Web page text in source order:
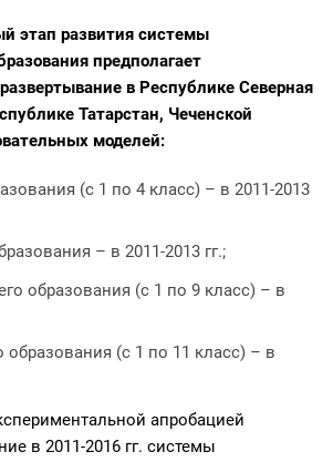
этап развития системы
предполагает
в Республике Северная
Татарстан, Чеченской
моделей:
(с 1 по 4 класс) – в 2011-2013
– в 2011-2013 гг.;
образования (с 1 по 9 класс) – в
образования (с 1 по 11 класс) – в
апробацией
в 2011-2016 гг. системы